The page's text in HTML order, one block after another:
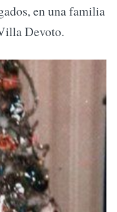
en una familia
Devoto.